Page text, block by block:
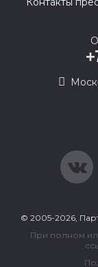
© 2005-2026,
При полном